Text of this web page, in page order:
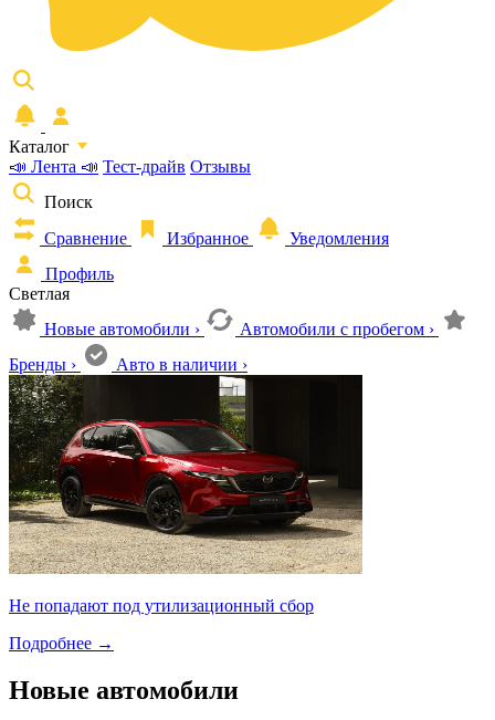
Каталог
📣 Лента 📣 Тест-драйв Отзывы
Поиск
Сравнение
Избранное
Уведомления
Профиль
Светлая
Новые автомобили › Автомобили с пробегом ›
Бренды › Авто в наличии ›
Не попадают под утилизационный сбор
Подробнее →
Новые автомобили